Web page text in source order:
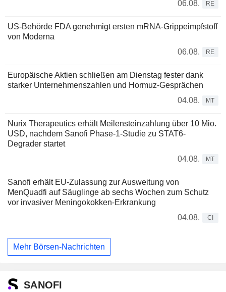
06.08. RE
US-Behörde FDA genehmigt ersten mRNA-Grippeimpfstoff
von Moderna
06.08.
RE
Europäische Aktien schließen am Dienstag fester dank
starker Unternehmenszahlen und Hormuz-Gesprächen
04.08.
MT
Nurix Therapeutics erhält Meilensteinzahlung über 10 Mio.
USD, nachdem Sanofi Phase-1-Studie zu STAT6-
Degrader startet
04.08.
MT
Sanofi erhält EU-Zulassung zur Ausweitung von
MenQuadfi auf Säuglinge ab sechs Wochen zum Schutz
vor invasiver Meningokokken-Erkrankung
04.08.
CI
Mehr Börsen-Nachrichten
SANOFI